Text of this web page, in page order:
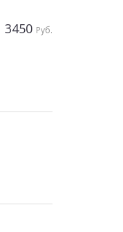
3450 Руб.